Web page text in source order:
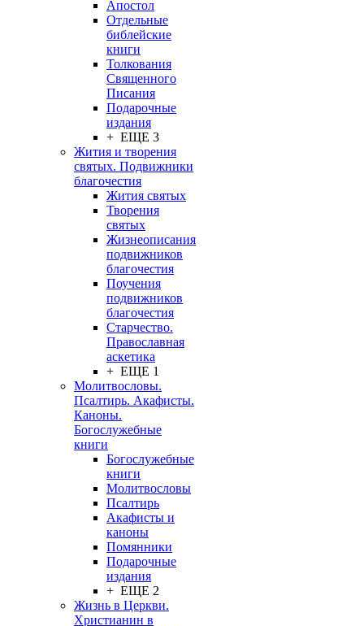
Апостол
Отдельные
библейские
книги
Толкования
Священного
Писания
Подарочные
издания
+ ЕЩЕ 3
Жития и творения
святых. Подвижники
благочестия
Жития святых
Творения
святых
Жизнеописания
подвижников
благочестия
Поучения
подвижников
благочестия
Старчество.
Православная
аскетика
+ ЕЩЕ 1
Молитвословы.
Псалтирь. Акафисты.
Каноны.
Богослужебные
книги
Богослужебные
книги
Молитвословы
Псалтирь
Акафисты и
каноны
Помянники
Подарочные
издания
+ ЕЩЕ 2
Жизнь в Церкви.
Христианин в